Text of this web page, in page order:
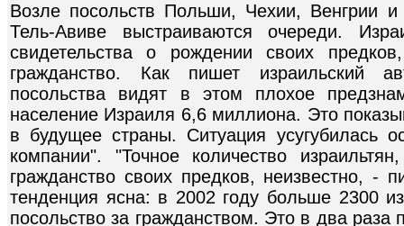
Возле посольств Польши, Чехии, Венгрии и
Тель-Авиве выстраиваются очереди.
свидетельства о рождении своих
гражданство. Как пишет израильский
посольства видят в этом плохое
население Израиля 6,6 миллиона. Это
в будущее страны. Ситуация усугубилась
компании". "Точное количество
гражданство своих предков, неизвестно, -
тенденция ясна: в 2002 году больше 2300
посольство за гражданством. Это в два